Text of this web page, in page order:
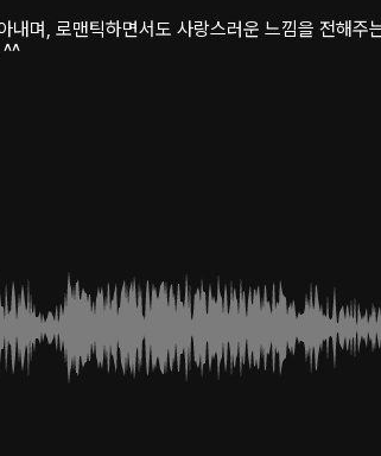
며, 로맨틱하면서도 사랑스러운 느낌을 전해
^^